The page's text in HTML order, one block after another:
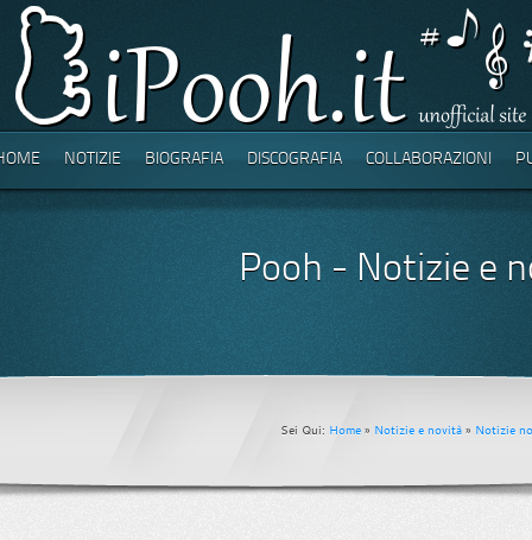
NOTIZIE BIOGRAFIA DISCOGRAFIA COLLABORAZIONI
Pooh - Notizie e
Sei Qui: Home » Notizie e novità » Notizie